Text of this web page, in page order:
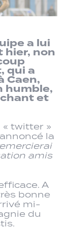
a lui
hier, non
qui a
Caen,
humble,
et
« twitter »
la
amis
A
bonne
mi-
du